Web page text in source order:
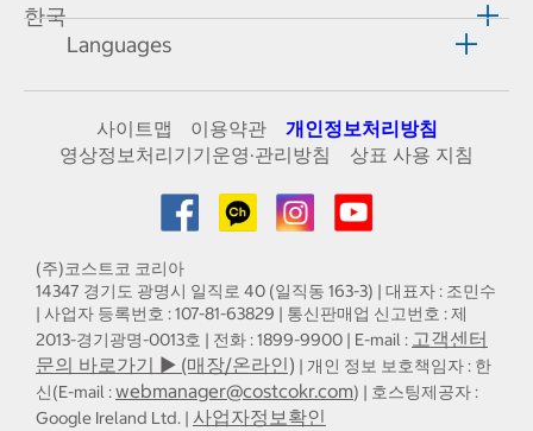
한국
Languages
사이트맵 이용약관
개인정보처리방침
영상정보처리기기운영·관리방침
상표 사용 지침
(주)코스트코 코리아
14347 경기도 광명시 일직로 40 (일직동 163-3) | 대표자 : 조민수
| 사업자 등록번호 : 107-81-63829 | 통신판매업 신고번호 : 제
2013-경기광명-0013호 | 전화 : 1899-9900 | E-mail : 고객센터
문의 바로가기 ▶ (매장/온라인) | 개인 정보 보호책임자 : 한
신(E-mail :webmanager@costcokr.com) | 호스팅제공자 :
Google Ireland Ltd. | 사업자정보확인